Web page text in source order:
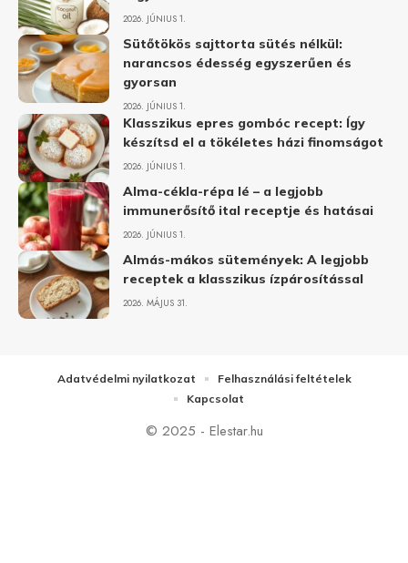
2026. JÚNIUS 1.
Sütőtökös sajttorta sütés nélkül:
narancsos édesség egyszerűen és
gyorsan
2026. JÚNIUS 1.
Klasszikus epres gombóc recept: Így
készítsd el a tökéletes házi finomságot
2026. JÚNIUS 1.
Alma-cékla-répa lé – a legjobb
immunerősítő ital receptje és hatásai
2026. JÚNIUS 1.
Almás-mákos sütemények: A legjobb
receptek a klasszikus ízpárosítással
2026. MÁJUS 31.
© 2025 - Elestar.hu
Adatvédelmi nyilatkozat
Felhasználási feltételek
Kapcsolat